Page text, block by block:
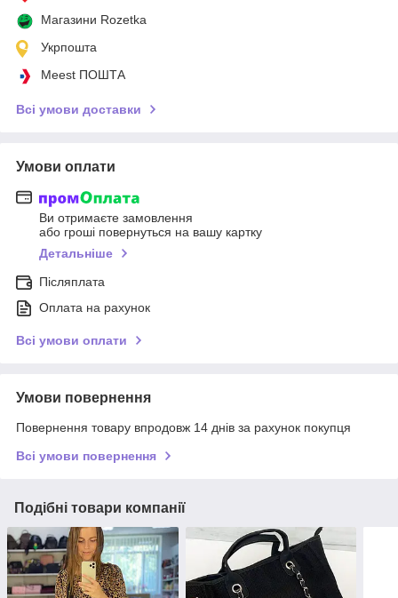
Магазини Rozetka
Укрпошта
Meest ПОШТА
Всі умови доставки
Умови оплати
Ви отримаєте замовлення
або гроші повернуться на вашу картку
Детальніше
Післяплата
Оплата на рахунок
Всі умови оплати
Умови повернення
Повернення товару впродовж 14 днів за рахунок покупця
Всі умови повернення
Подібні товари компанії